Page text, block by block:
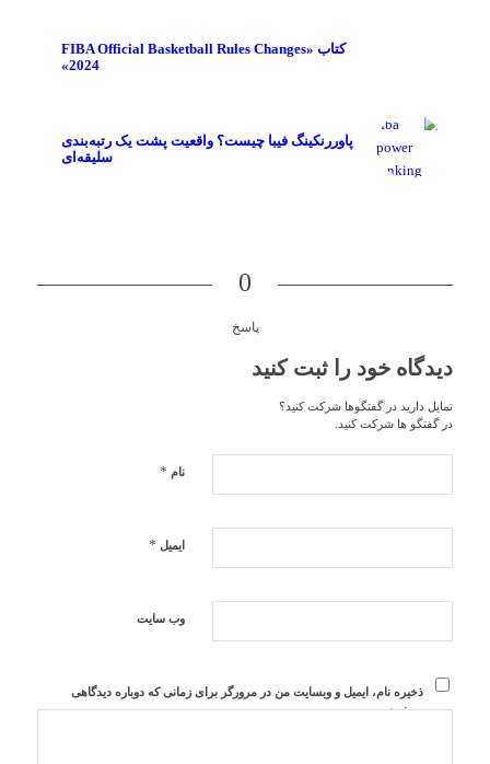
کتاب «FIBA Official Basketball Rules Changes
2024»
پاوررنکینگ فیبا چیست؟ واقعیت پشت یک رتبه‌بندی
سلیقه‌ای
0
پاسخ
دیدگاه خود را ثبت کنید
تمایل دارید در گفتگوها شرکت کنید؟
در گفتگو ها شرکت کنید.
نام *
ایمیل *
وب‌ سایت
ذخیره نام، ایمیل و وبسایت من در مرورگر برای زمانی که دوباره دیدگاهی
می‌نویسم.